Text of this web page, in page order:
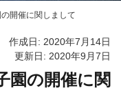
開催に関しまして
作成日: 2020年7月14日
更新日: 2020年9月7日
の開催に関